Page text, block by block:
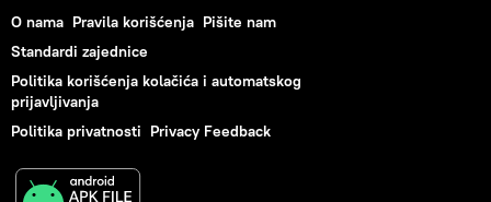
O nama Pravila korišćenja Pišite nam
Standardi zajednice
Politika korišćenja kolačića i automatskog
prijavljivanja
Politika privatnosti Privacy Feedback